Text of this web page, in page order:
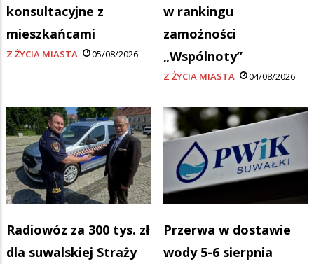
konsultacyjne z
mieszkańcami
Z ŻYCIA MIASTA 05/08/2026
w rankingu
zamożności
„Wspólnoty”
Z ŻYCIA MIASTA 04/08/2026
Radiowóz za 300 tys. zł
dla suwalskiej Straży
Przerwa w dostawie
wody 5-6 sierpnia